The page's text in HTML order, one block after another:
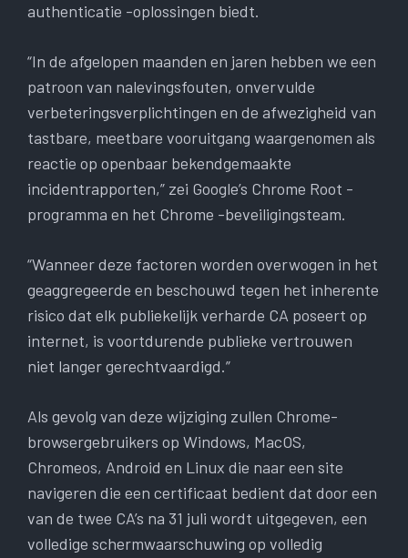
authenticatie -oplossingen biedt.
“In de afgelopen maanden en jaren hebben we een
patroon van nalevingsfouten, onvervulde
verbeteringsverplichtingen en de afwezigheid van
tastbare, meetbare vooruitgang waargenomen als
reactie op openbaar bekendgemaakte
incidentrapporten,” zei Google’s Chrome Root -
programma en het Chrome -beveiligingsteam.
“Wanneer deze factoren worden overwogen in het
geaggregeerde en beschouwd tegen het inherente
risico dat elk publiekelijk verharde CA poseert op
internet, is voortdurende publieke vertrouwen
niet langer gerechtvaardigd.”
Als gevolg van deze wijziging zullen Chrome-
browsergebruikers op Windows, MacOS,
Chromeos, Android en Linux die naar een site
navigeren die een certificaat bedient dat door een
van de twee CA’s na 31 juli wordt uitgegeven, een
volledige schermwaarschuwing op volledig